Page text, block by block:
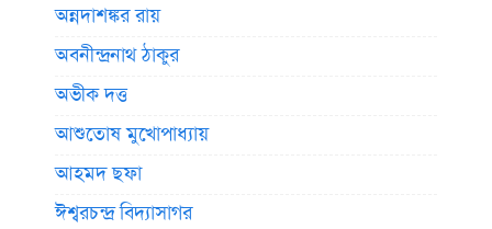
অন্নদাশঙ্কর রায়
অবনীন্দ্রনাথ ঠাকুর
অভীক দত্ত
আশুতোষ মুখোপাধ্যায়
আহমদ ছফা
ঈশ্বরচন্দ্র বিদ্যাসাগর